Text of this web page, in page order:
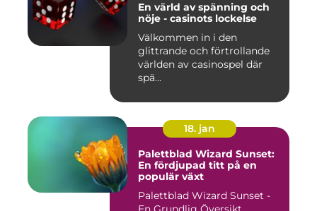
En värld av spänning och
nöje - casinots lockelse
Välkommen in i den
glittrande och förtrollande
världen av casinospel där
spä...
18. jan
Palettblad Wizard Sunset:
En fördjupad titt på en
populär växt
Palettblad Wizard Sunset -